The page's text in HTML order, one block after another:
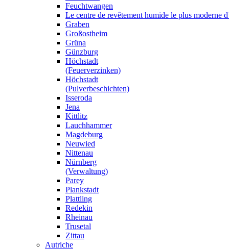
Feuchtwangen
Le centre de revêtement humide le plus moderne
Graben
Großostheim
Grüna
Günzburg
Höchstadt
(Feuerverzinken)
Höchstadt
(Pulverbeschichten)
Isseroda
Jena
Kittlitz
Lauchhammer
Magdeburg
Neuwied
Nittenau
Nürnberg
(Verwaltung)
Parey
Plankstadt
Plattling
Redekin
Rheinau
Trusetal
Zittau
Autriche